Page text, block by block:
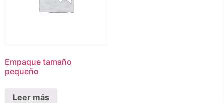
Empaque tamaño
pequeño
Leer más